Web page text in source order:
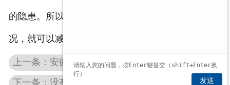
的隐患。所以我们在使用的时候，一定要注意这些情
况，就可以减少事故。
上一条：安徽仓储堆垛机在温度低的环境中怎么使用
下一条：没有电源安徽防爆电动葫芦还有什么用发送